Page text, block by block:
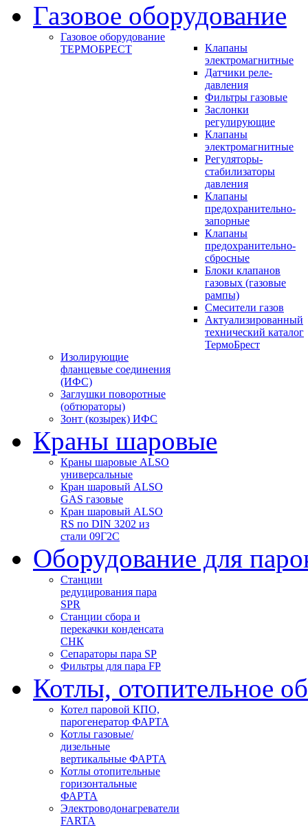
Газовое оборудование
Газовое оборудование
ТЕРМОБРЕСТ
Клапаны
электромагнитные
Датчики реле-
давления
Фильтры газовые
Заслонки
регулирующие
Клапаны
электромагнитные
Регуляторы-
стабилизаторы
давления
Клапаны
предохранительно-
запорные
Клапаны
предохранительно-
сбросные
Блоки клапанов
газовых (газовые
рампы)
Смесители газов
Актуализированный
технический каталог
ТермоБрест
Изолирующие
фланцевые соединения
(ИФС)
Заглушки поворотные
(обтюраторы)
Зонт (козырек) ИФС
Краны шаровые
Краны шаровые ALSO
универсальные
Кран шаровый ALSO
GAS газовые
Кран шаровый ALSO
RS по DIN 3202 из
стали 09Г2С
Оборудование для
Станции
редуцирования пара
SPR
Станции сбора и
перекачки конденсата
СНК
Сепараторы пара SP
Фильтры для пара FP
Котлы, отопительное
Котел паровой КПО,
парогенератор ФАРТА
Котлы газовые/
дизельные
вертикальные ФАРТА
Котлы отопительные
горизонтальные
ФАРТА
Электроводонагреватели
FARTA